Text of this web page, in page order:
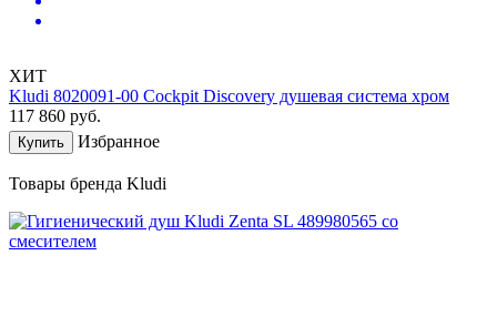
ХИТ
Kludi 8020091-00 Cockpit Discovery душевая система хром
117 860 руб.
Купить Избранное
Товары бренда Kludi